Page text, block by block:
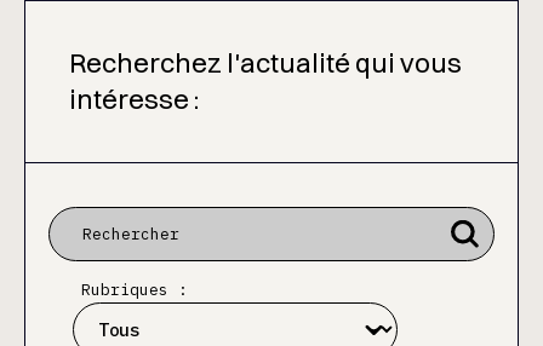
Recherchez l'actualité qui vous
intéresse :
Rubriques :